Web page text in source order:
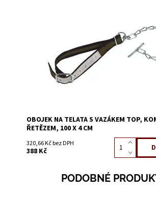
OBOJEK NA TELATA S VAZÁKEM TOP,
ŘETĚZEM, 100 X 4 CM
320,66 Kč bez DPH
388 Kč
PODOBNÉ